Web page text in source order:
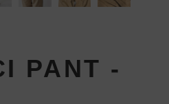
PANT -